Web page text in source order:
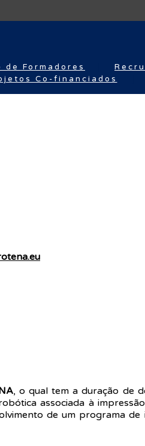
de Formadores
Co-financiados
, o qual tem a duração de
associada à
de um programa